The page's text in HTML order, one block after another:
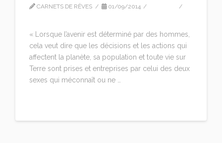
CARNETS DE RÊVES 01/09/2014
« Lorsque l’avenir est déterminé par des hommes,
cela veut dire que les décisions et les actions qui
affectent la planète, sa population et toute vie sur
Terre sont prises et entreprises par celui des deux
sexes qui méconnaît ou ne …